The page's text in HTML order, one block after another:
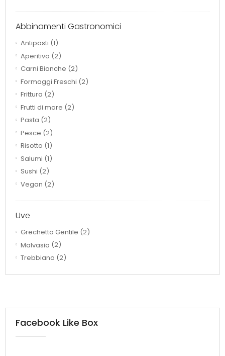
Abbinamenti Gastronomici
Antipasti (1)
Aperitivo (2)
Carni Bianche (2)
Formaggi Freschi (2)
Frittura (2)
Frutti di mare (2)
Pasta (2)
Pesce (2)
Risotto (1)
Salumi (1)
Sushi (2)
Vegan (2)
Uve
Grechetto Gentile (2)
Malvasia (2)
Trebbiano (2)
Facebook Like Box